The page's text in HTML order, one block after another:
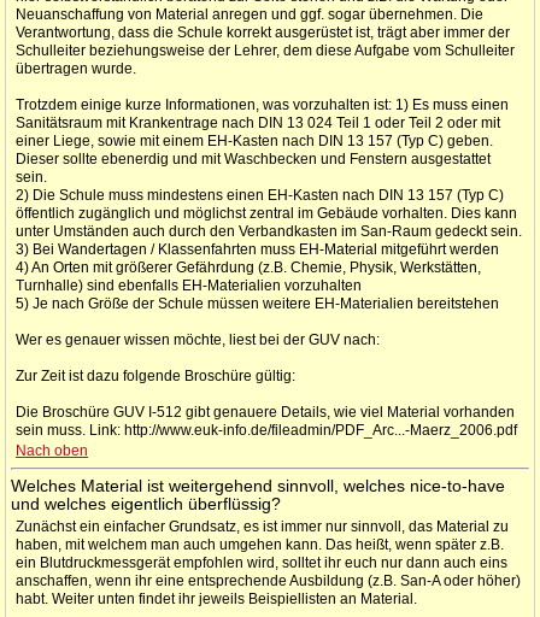
Neuanschaffung von Material anregen und ggf. sogar übernehmen. Die
Verantwortung, dass die Schule korrekt ausgerüstet ist, trägt aber immer der
Schulleiter beziehungsweise der Lehrer, dem diese Aufgabe vom Schulleiter
übertragen wurde.
Trotzdem einige kurze Informationen, was vorzuhalten ist: 1) Es muss einen
Sanitätsraum mit Krankentrage nach DIN 13 024 Teil 1 oder Teil 2 oder mit
einer Liege, sowie mit einem EH-Kasten nach DIN 13 157 (Typ C) geben.
Dieser sollte ebenerdig und mit Waschbecken und Fenstern ausgestattet
sein.
2) Die Schule muss mindestens einen EH-Kasten nach DIN 13 157 (Typ C)
öffentlich zugänglich und möglichst zentral im Gebäude vorhalten. Dies kann
unter Umständen auch durch den Verbandkasten im San-Raum gedeckt sein.
3) Bei Wandertagen / Klassenfahrten muss EH-Material mitgeführt werden
4) An Orten mit größerer Gefährdung (z.B. Chemie, Physik, Werkstätten,
Turnhalle) sind ebenfalls EH-Materialien vorzuhalten
5) Je nach Größe der Schule müssen weitere EH-Materialien bereitstehen
Wer es genauer wissen möchte, liest bei der GUV nach:
Zur Zeit ist dazu folgende Broschüre gültig:
Die Broschüre GUV I-512 gibt genauere Details, wie viel Material vorhanden
sein muss. Link: http://www.euk-info.de/fileadmin/PDF_Arc...-Maerz_2006.pdf
Nach oben
Welches Material ist weitergehend sinnvoll, welches nice-to-have
und welches eigentlich überflüssig?
Zunächst ein einfacher Grundsatz, es ist immer nur sinnvoll, das Material zu
haben, mit welchem man auch umgehen kann. Das heißt, wenn später z.B.
ein Blutdruckmessgerät empfohlen wird, solltet ihr euch nur dann auch eins
anschaffen, wenn ihr eine entsprechende Ausbildung (z.B. San-A oder höher)
habt. Weiter unten findet ihr jeweils Beispiellisten an Material.